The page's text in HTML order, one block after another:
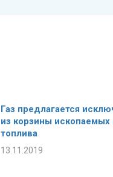
Газ предлагается
из корзины ископаемых
топлива
13.11.2019